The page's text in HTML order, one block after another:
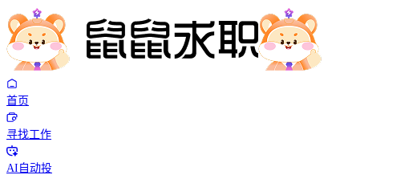
首页
寻找工作
AI自动投